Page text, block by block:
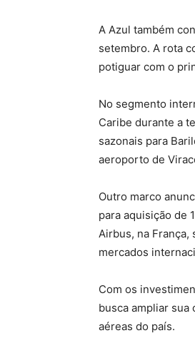
A Azul também
setembro. A rota
potiguar com o
No segmento
Caribe durante a
sazonais para
aeroporto de
Outro marco
para aquisição de
Airbus, na
mercados
Com os
busca ampliar sua
aéreas do país.